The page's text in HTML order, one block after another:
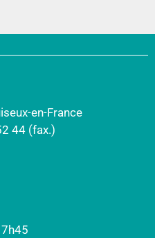
en-France
44 (fax.)